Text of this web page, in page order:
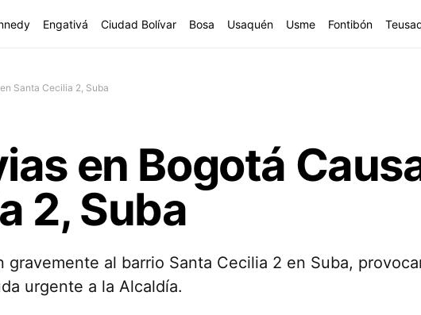
Engativá Ciudad Bolívar Bosa Usaquén Usme Fontibón
Santa Cecilia 2, Suba
en Bogotá
2, Suba
al barrio Santa Cecilia 2 en Suba,
urgente a la Alcaldía.